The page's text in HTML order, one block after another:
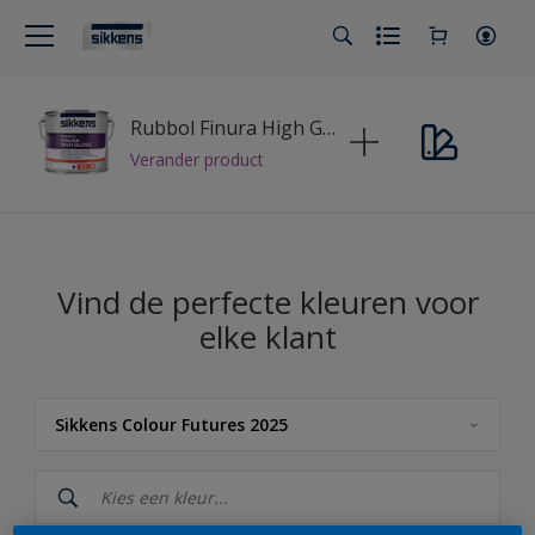
Rubbol Finura High Gloss
Verander product
Vind de perfecte kleuren voor
elke klant
Sikkens Colour Futures 2025
Sikkens